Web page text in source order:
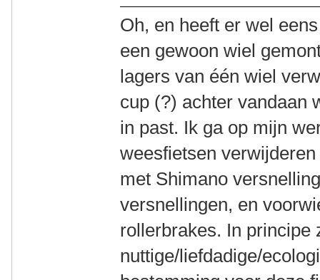
Oh, en heeft er wel
een gewoon wiel
lagers van één wiel
cup (?) achter vandaan
in past. Ik ga op mijn
weesfietsen
met Shimano
versnellingen, en
rollerbrakes. In principe
nuttige/liefdadige/